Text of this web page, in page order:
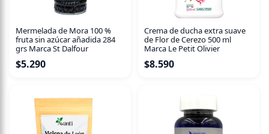
Mermelada de Mora 100 %
fruta sin azúcar añadida 284
grs Marca St Dalfour
$5.290
Crema de ducha extra suave
de Flor de Cerezo 500 ml
Marca Le Petit Olivier
$8.590